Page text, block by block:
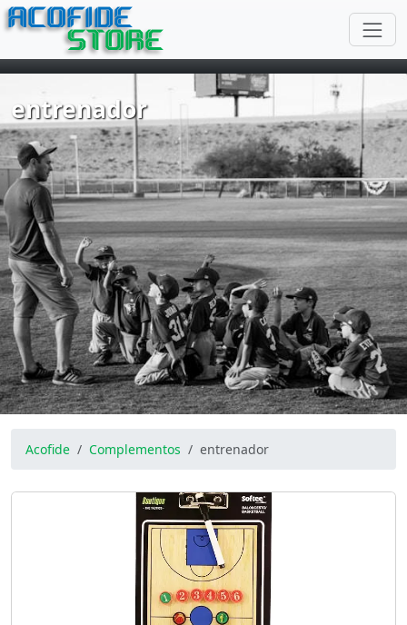
ACOFIDE
STORE
entrenador
Acofide Complementos entrenador